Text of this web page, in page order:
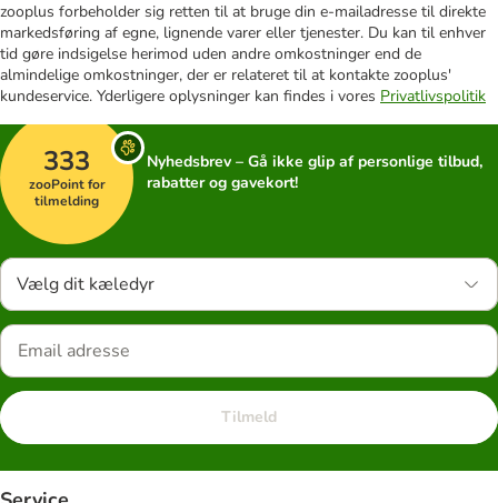
zooplus forbeholder sig retten til at bruge din e-mailadresse til direkte
markedsføring af egne, lignende varer eller tjenester. Du kan til enhver
tid gøre indsigelse herimod uden andre omkostninger end de
almindelige omkostninger, der er relateret til at kontakte zooplus'
kundeservice. Yderligere oplysninger kan findes i vores Privatlivspolitik
333
zooPoint for
tilmelding
Nyhedsbrev – Gå ikke glip af personlige tilbud,
rabatter og gavekort!
Vælg dit kæledyr
Tilmeld